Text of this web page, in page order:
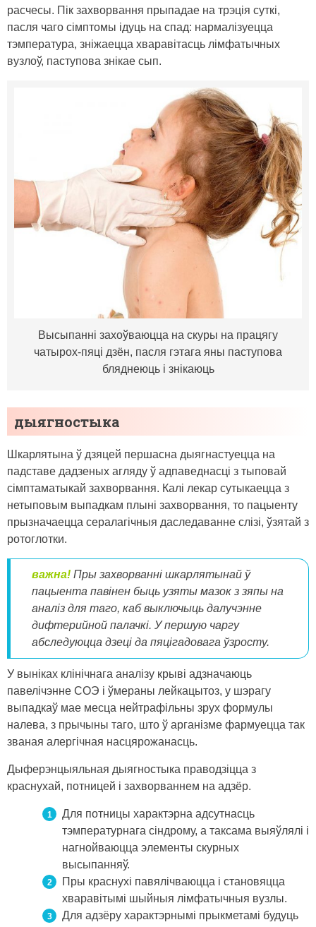
расчесы. Пік захворвання прыпадае на трэція суткі,
пасля чаго сімптомы ідуць на спад: нармалізуецца
тэмпература, зніжаецца хваравітасць лімфатычных
вузлоў, паступова знікае сып.
Высыпанні захоўваюцца на скуры на працягу
чатырох-пяці дзён, пасля гэтага яны паступова
бляднеюць і знікаюць
дыягностыка
Шкарлятына ў дзяцей першасна дыягнастуецца на
падставе дадзеных агляду ў адпаведнасці з тыповай
сімптаматыкай захворвання. Калі лекар сутыкаецца з
нетыповым выпадкам плыні захворвання, то пацыенту
прызначаецца сералагічныя даследаванне слізі, ўзятай з
ротоглотки.
важна! Пры захворванні шкарлятынай ў
пацыента павінен быць узяты мазок з зяпы на
аналіз для таго, каб выключыць далучэнне
дифтерийной палачкі. У першую чаргу
абследуюцца дзеці да пяцігадовага ўзросту.
У выніках клінічнага аналізу крыві адзначаюць
павелічэнне СОЭ і ўмераны лейкацытоз, у шэрагу
выпадкаў мае месца нейтрафільны зрух формулы
налева, з прычыны таго, што ў арганізме фармуецца так
званая алергічная насцярожанасць.
Дыферэнцыяльная дыягностыка праводзіцца з
краснухай, потницей і захворваннем на адзёр.
Для потницы характэрна адсутнасць
тэмпературнага сіндрому, а таксама выяўлялі і
нагнойваюцца элементы скурных
высыпанняў.
Пры краснухі павялічваюцца і становяцца
хваравітымі шыйныя лімфатычныя вузлы.
Для адзёру характэрнымі прыкметамі будуць